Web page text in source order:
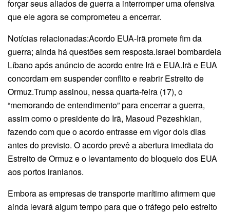
forçar seus aliados de guerra a interromper uma ofensiva
que ele agora se comprometeu a encerrar.
Notícias relacionadas:Acordo EUA-Irã promete fim da
guerra; ainda há questões sem resposta.Israel bombardeia
Líbano após anúncio de acordo entre Irã e EUA.Irã e EUA
concordam em suspender conflito e reabrir Estreito de
Ormuz.Trump assinou, nessa quarta-feira (17), o
“memorando de entendimento” para encerrar a guerra,
assim como o presidente do Irã, Masoud Pezeshkian,
fazendo com que o acordo entrasse em vigor dois dias
antes do previsto. O acordo prevê a abertura imediata do
Estreito de Ormuz e o levantamento do bloqueio dos EUA
aos portos iranianos.
Embora as empresas de transporte marítimo afirmem que
ainda levará algum tempo para que o tráfego pelo estreito